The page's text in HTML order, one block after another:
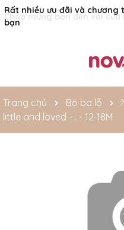
Rất nhiều ưu đãi và
bạn
Trang chủ Bộ ba lỗ
little and loved - . - 12-18M